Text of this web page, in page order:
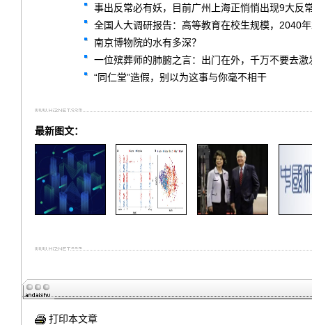
事出反常必有妖，目前广州上海正悄悄出现9大反
全国人大调研报告：高等教育在校生规模，2040
南京博物院的水有多深？
一位殡葬师的肺腑之言：出门在外，千万不要去激
“同仁堂”造假，别以为这事与你毫不相干
最新图文：
打印本文章